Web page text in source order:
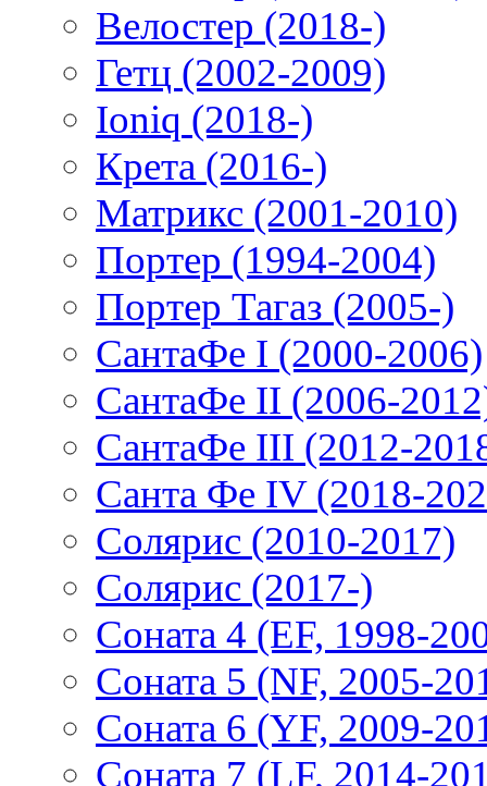
Велостер (2018-)
Гетц (2002-2009)
Ioniq (2018-)
Крета (2016-)
Матрикс (2001-2010)
Портер (1994-2004)
Портер Тагаз (2005-)
СантаФе I (2000-2006)
СантаФе II (2006-
СантаФе III (2012-
Санта Фе IV (2018-
Солярис (2010-2017)
Солярис (2017-)
Соната 4 (EF, 1998-
Соната 5 (NF, 2005-
Соната 6 (YF, 2009-
Соната 7 (LF, 2014-